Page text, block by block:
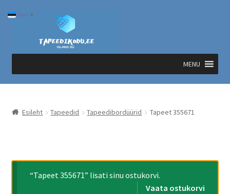
Liigu
navigeerimisele
Liigu
MENU
Esileht Tapeedid Tapeedibordüürid Tapeet 355671
“Tapeet 355671” lisati sinu ostukorvi.
Vaata ostukorvi
Eesti ▼